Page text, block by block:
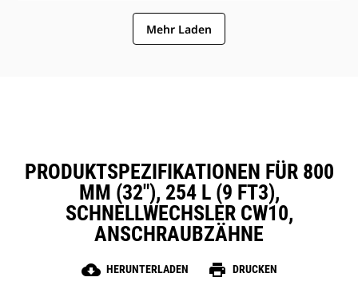
Mehr Laden
PRODUKTSPEZIFIKATIONEN FÜR 800
MM (32"), 254 L (9 FT3),
SCHNELLWECHSLER CW10,
ANSCHRAUBZÄHNE
cloud_download HERUNTERLADEN print DRUCKEN